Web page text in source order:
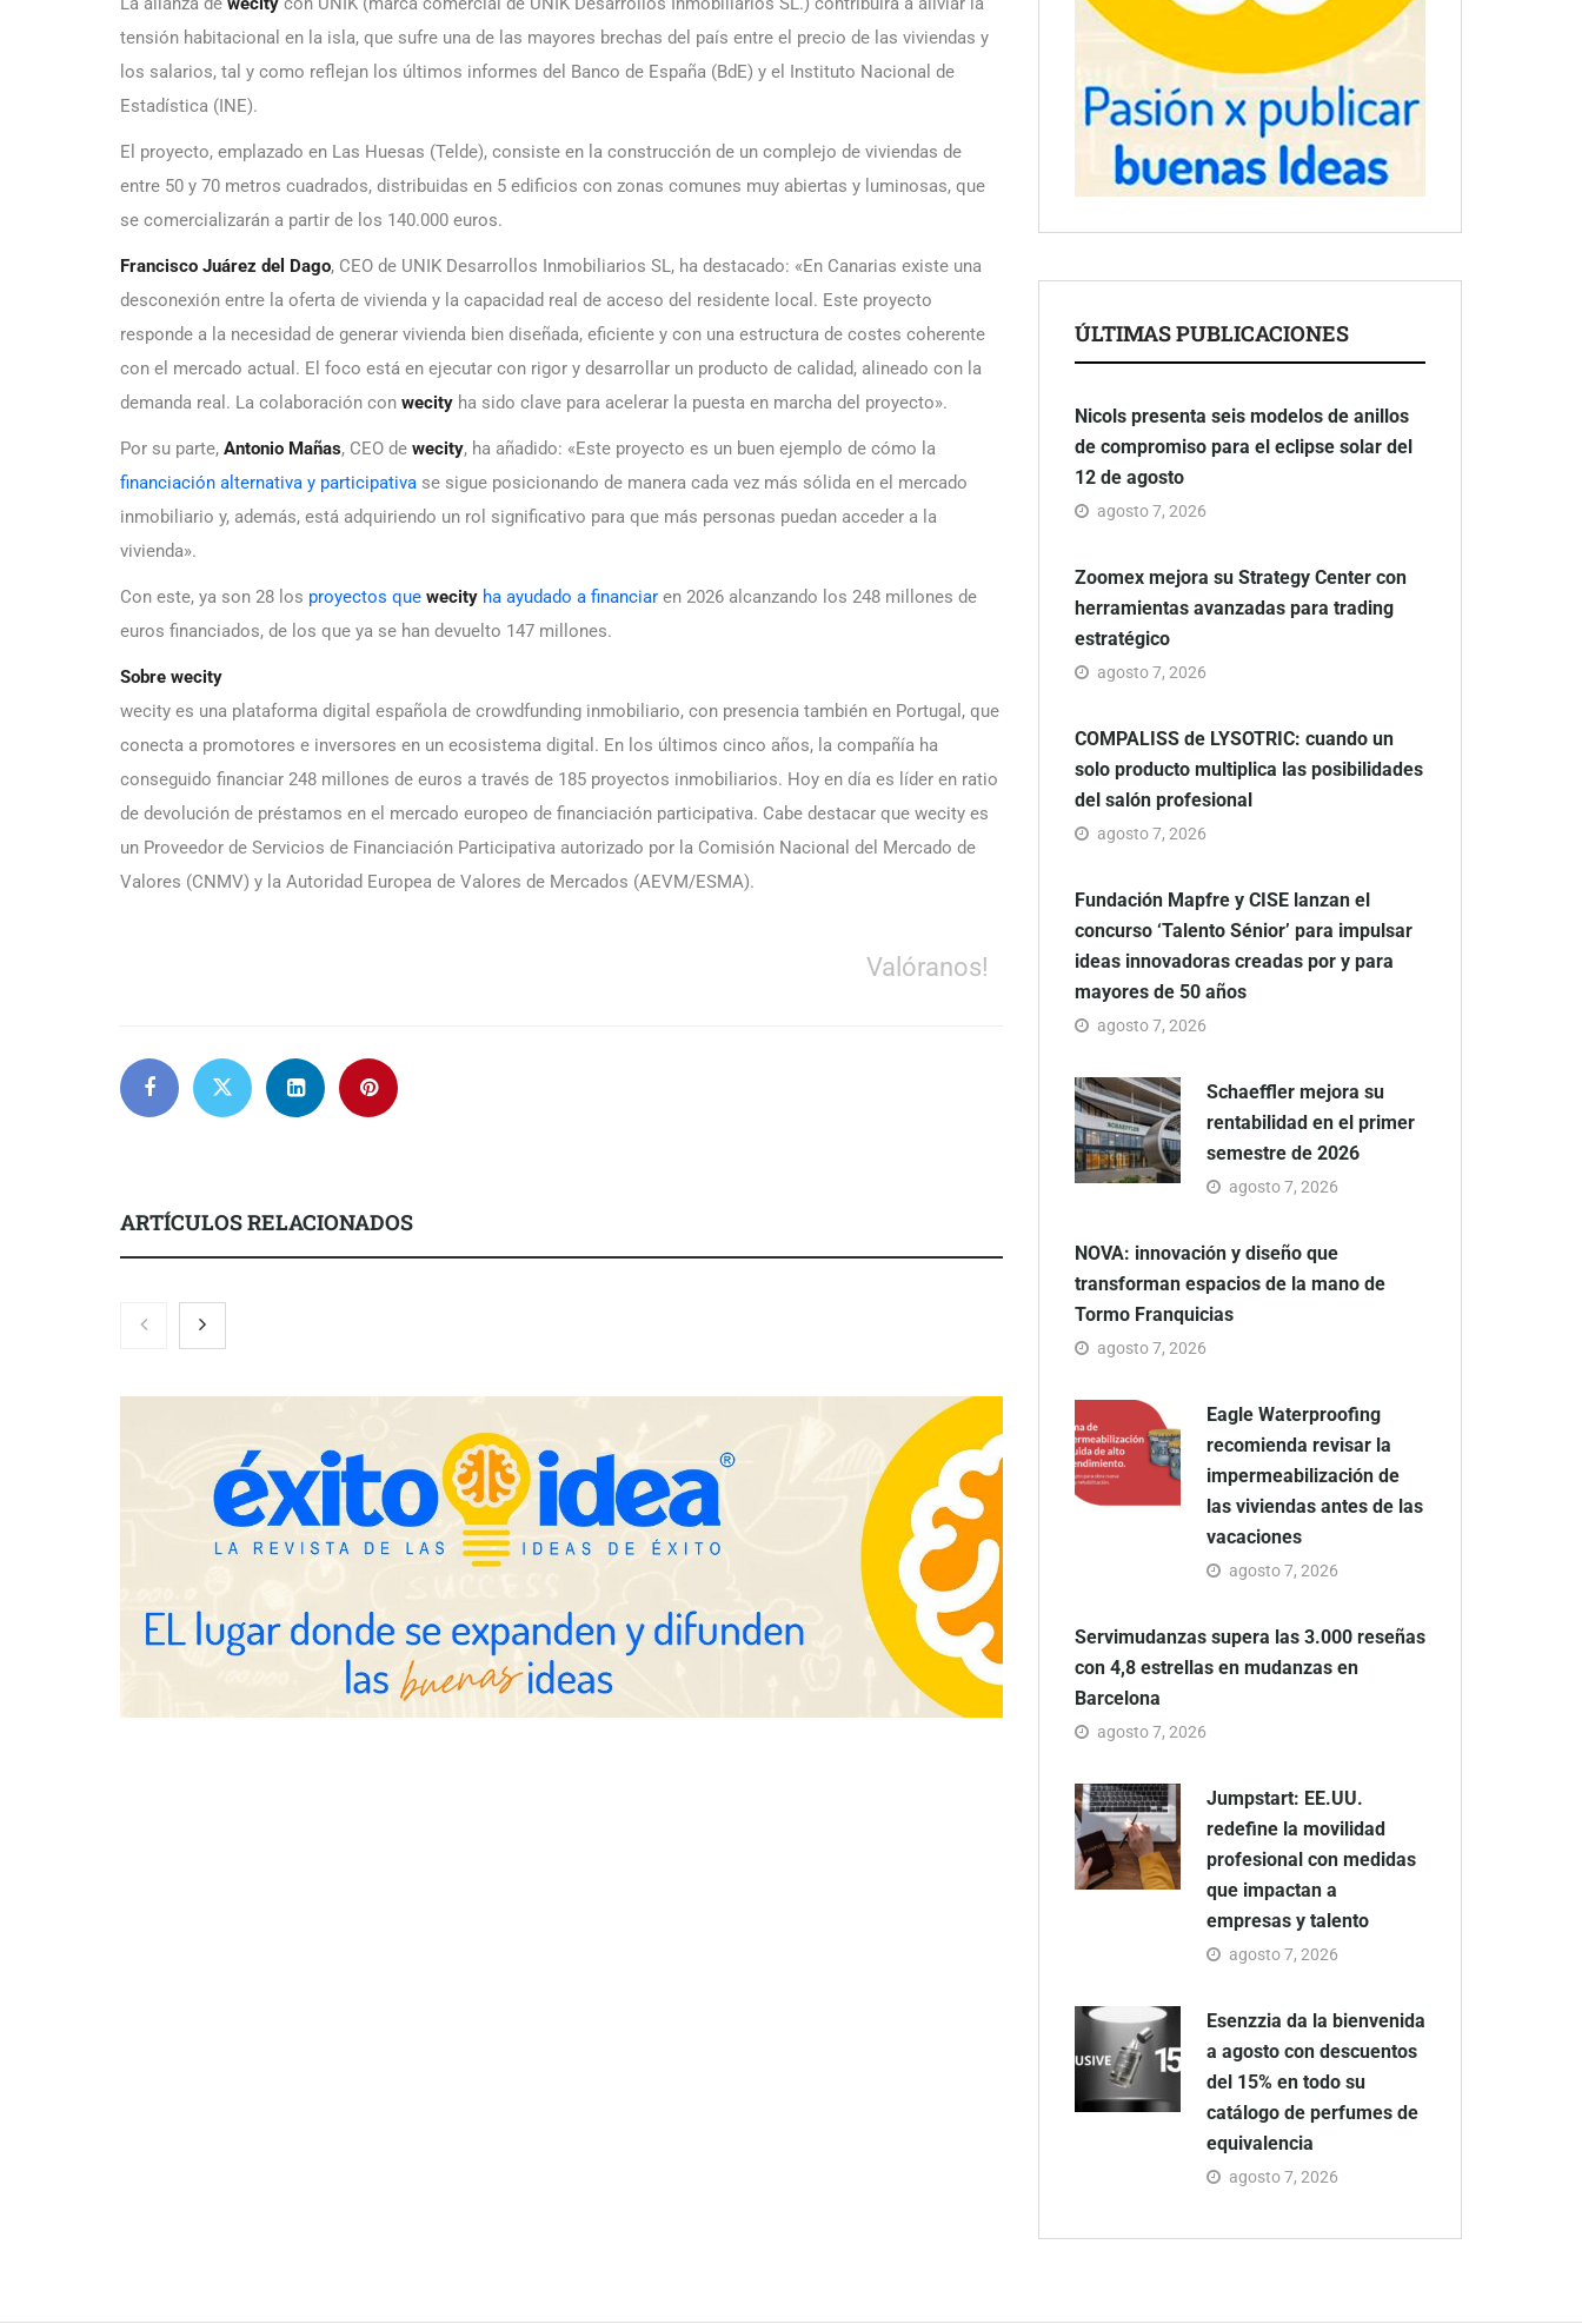
tensión habitacional en la isla, que sufre una de las mayores brechas del país entre el precio de las viviendas y
los salarios, tal y como reflejan los últimos informes del Banco de España (BdE) y el Instituto Nacional de
Estadística (INE).
El proyecto, emplazado en Las Huesas (Telde), consiste en la construcción de un complejo de viviendas de
entre 50 y 70 metros cuadrados, distribuidas en 5 edificios con zonas comunes muy abiertas y luminosas, que
se comercializarán a partir de los 140.000 euros.
Francisco Juárez del Dago, CEO de UNIK Desarrollos Inmobiliarios SL, ha destacado: «En Canarias existe una
desconexión entre la oferta de vivienda y la capacidad real de acceso del residente local. Este proyecto
responde a la necesidad de generar vivienda bien diseñada, eficiente y con una estructura de costes coherente
con el mercado actual. El foco está en ejecutar con rigor y desarrollar un producto de calidad, alineado con la
demanda real. La colaboración con wecity ha sido clave para acelerar la puesta en marcha del proyecto».
Por su parte, Antonio Mañas, CEO de wecity, ha añadido: «Este proyecto es un buen ejemplo de cómo la
financiación alternativa y participativa se sigue posicionando de manera cada vez más sólida en el mercado
inmobiliario y, además, está adquiriendo un rol significativo para que más personas puedan acceder a la
vivienda».
Con este, ya son 28 los proyectos que wecity ha ayudado a financiar en 2026 alcanzando los 248 millones de
euros financiados, de los que ya se han devuelto 147 millones.
Sobre wecity
wecity es una plataforma digital española de crowdfunding inmobiliario, con presencia también en Portugal, que
conecta a promotores e inversores en un ecosistema digital. En los últimos cinco años, la compañía ha
conseguido financiar 248 millones de euros a través de 185 proyectos inmobiliarios. Hoy en día es líder en ratio
de devolución de préstamos en el mercado europeo de financiación participativa. Cabe destacar que wecity es
un Proveedor de Servicios de Financiación Participativa autorizado por la Comisión Nacional del Mercado de
Valores (CNMV) y la Autoridad Europea de Valores de Mercados (AEVM/ESMA).
Valóranos!
ARTÍCULOS RELACIONADOS
Nicols presenta seis modelos de
anillos de compromiso para el
Fundación Mapfre y CISE lanzan
el concurso ‘Talento Sénior’ para
impulsar ideas innovadoras
creadas por y para mayores de 50
Schaeffler mejora su rentabilidad
en el primer semestre de 2026
NOVA: innovación y diseño que
transforman espacios de la mano
de Tormo Franquicias
ÚLTIMAS PUBLICACIONES
Nicols presenta seis modelos de anillos
de compromiso para el eclipse solar del
12 de agosto
agosto 7, 2026
Zoomex mejora su Strategy Center con
herramientas avanzadas para trading
estratégico
agosto 7, 2026
COMPALISS de LYSOTRIC: cuando un
solo producto multiplica las posibilidades
del salón profesional
agosto 7, 2026
Fundación Mapfre y CISE lanzan el
concurso ‘Talento Sénior’ para impulsar
ideas innovadoras creadas por y para
mayores de 50 años
agosto 7, 2026
Schaeffler mejora su
rentabilidad en el primer
semestre de 2026
agosto 7, 2026
NOVA: innovación y diseño que
transforman espacios de la mano de
Tormo Franquicias
agosto 7, 2026
Eagle Waterproofing
recomienda revisar la
impermeabilización de
las viviendas antes de las
vacaciones
agosto 7, 2026
Servimudanzas supera las 3.000 reseñas
con 4,8 estrellas en mudanzas en
Barcelona
agosto 7, 2026
Jumpstart: EE.UU.
redefine la movilidad
profesional con medidas
que impactan a
empresas y talento
agosto 7, 2026
Esenzzia da la bienvenida
a agosto con descuentos
del 15% en todo su
catálogo de perfumes de
equivalencia
agosto 7, 2026